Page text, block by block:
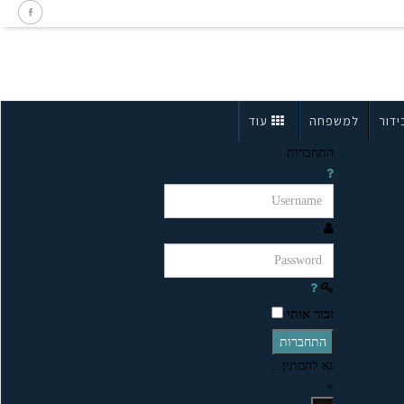
למשפחה עוד
התחברות
זכור אותי
התחברות
נא להמתין...
×